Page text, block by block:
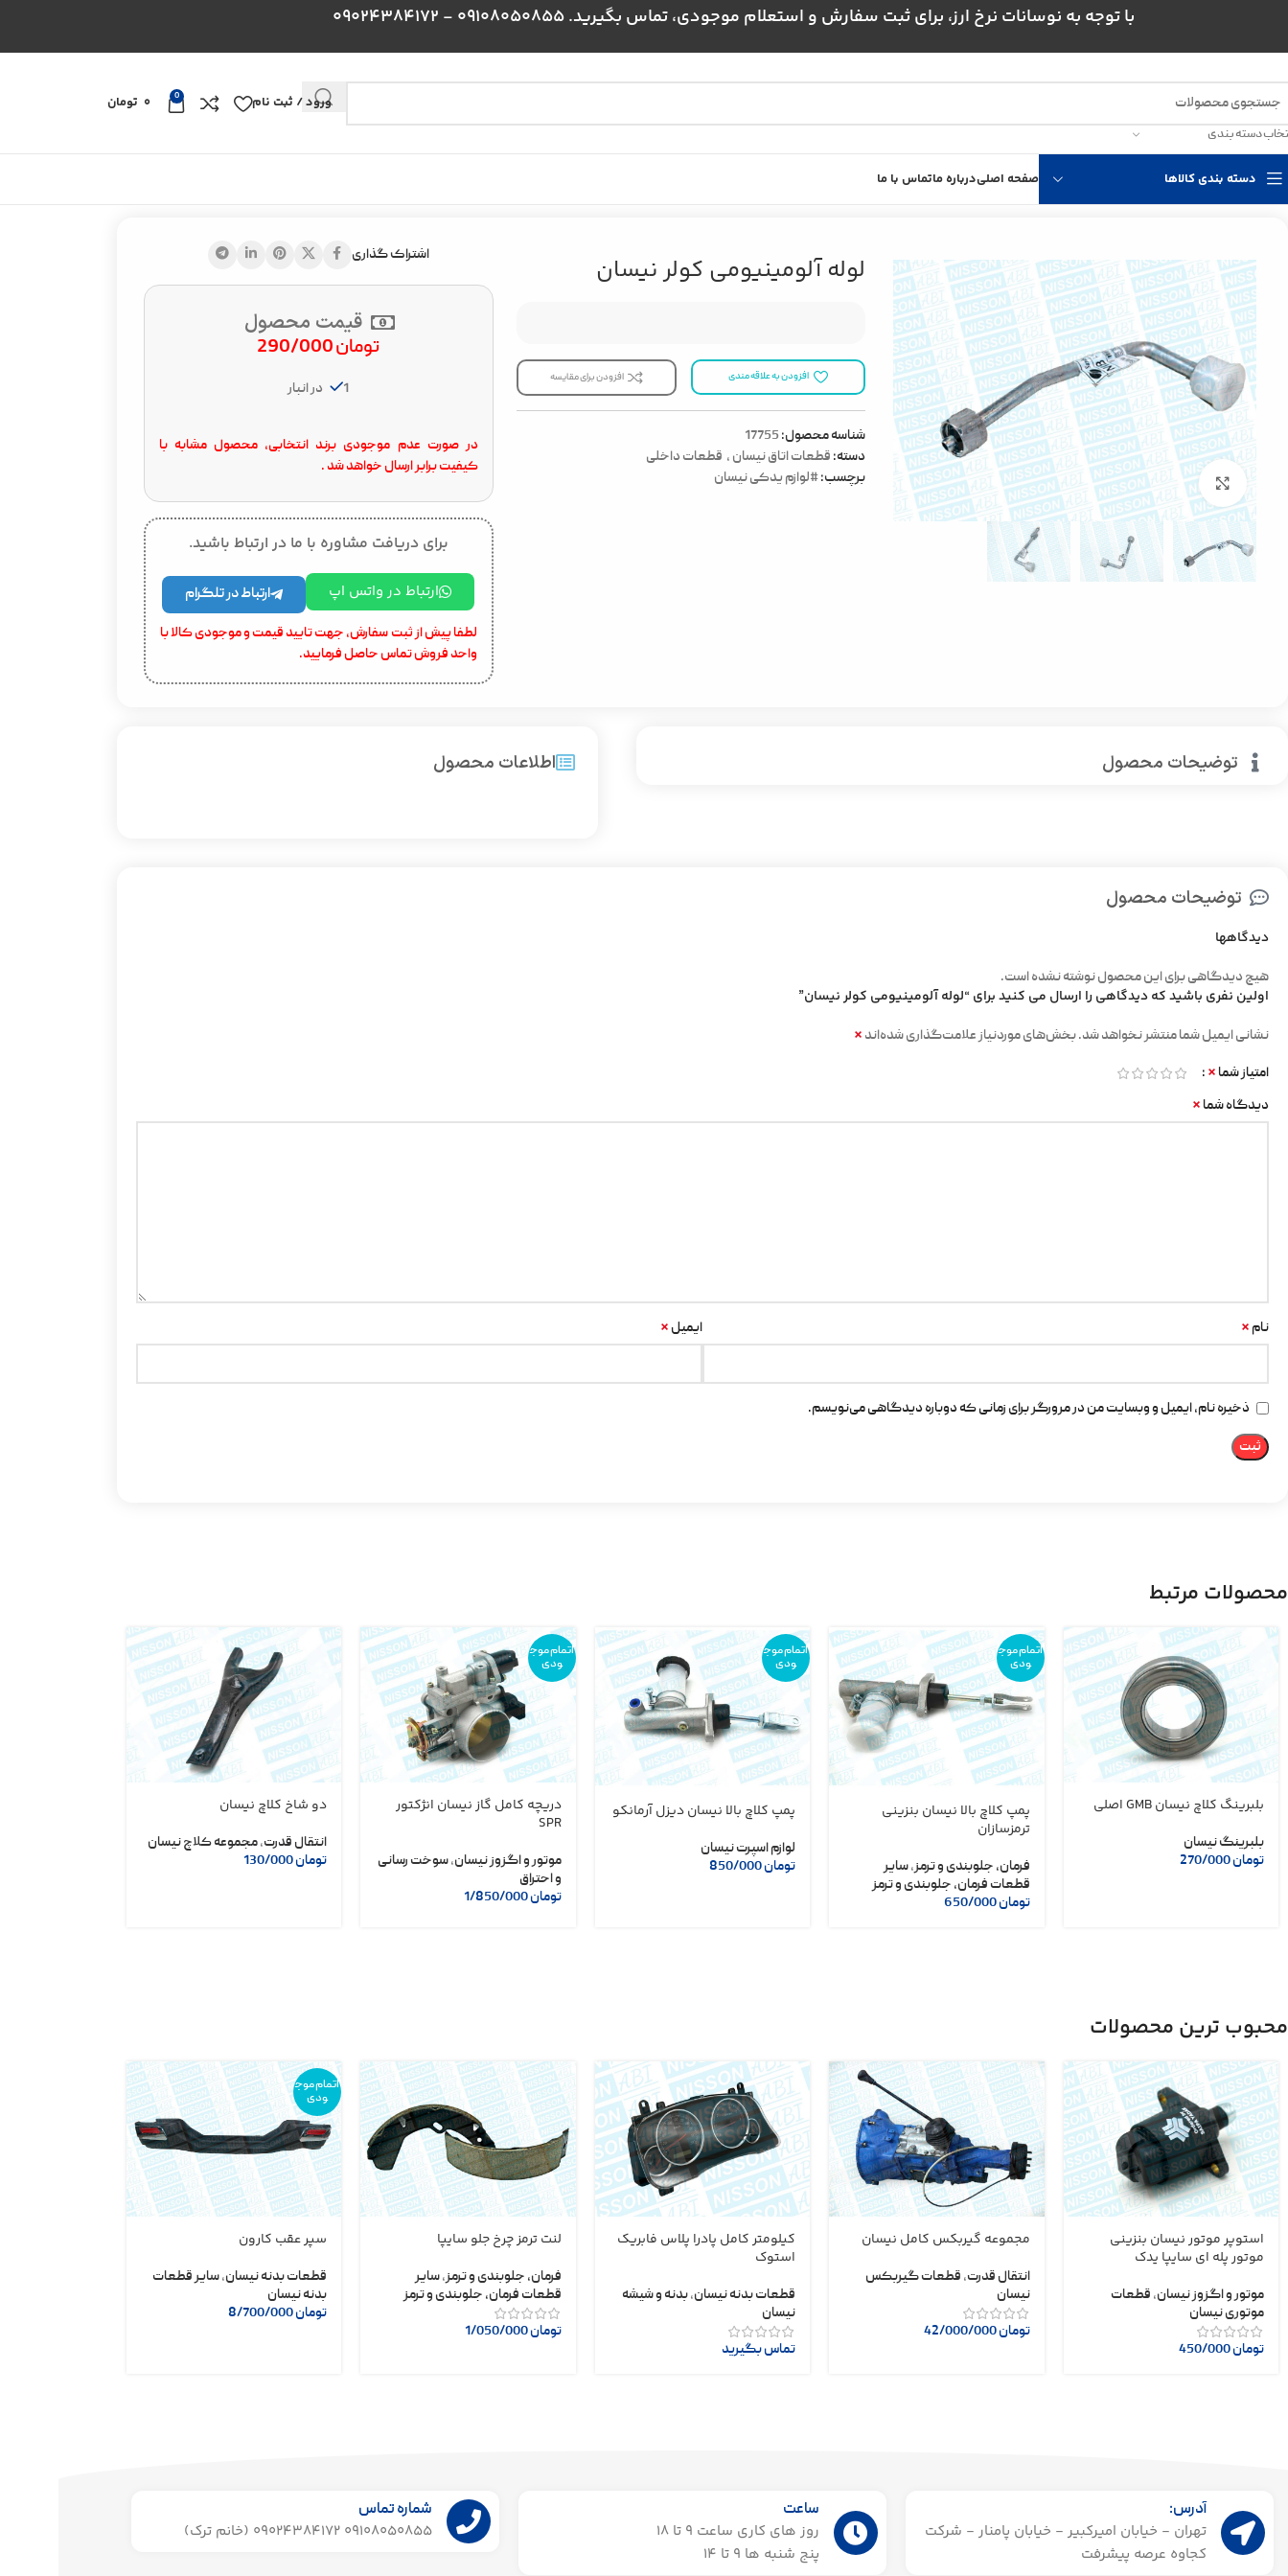
با توجه به نوسانات نرخ ارز، برای ثبت سفارش و استعلام موجودی، تماس بگیرید. 09108050855 - 09024384172
دسته بندی
ورود / ثبت نام 0 تومان
دسته بندی کالاها صفحه اصلیدرباره ماتماس با ما
بزرگنمایی تصویر
لوله آلومینیومی کولر نیسان
افزودن به علاقه مندی افزودن برای مقایسه
شناسه محصول:17755
دسته: قطعات اتاق نیسان , قطعات داخلی
برچسب:#لوازم یدکی نیسان
اشتراک گذاری
قیمت محصول
تومان
1 در انبار
در صورت عدم موجودی برند انتخابی، محصول مشابه با
کیفیت برابر ارسال خواهد شد .
برای دریافت مشاوره با ما در ارتباط باشید.
ارتباط در واتس اپ ارتباط در تلگرام
لطفا پیش از ثبت سفارش، جهت تایید قیمت و موجودی کالا با
واحد فروش تماس حاصل فرمایید.
توضیحات محصول اطلاعات محصول
توضیحات محصول
دیدگاهها
هیچ دیدگاهی برای این محصول نوشته نشده است.
اولین نفری باشید که دیدگاهی را ارسال می کنید برای “لوله آلومینیومی کولر نیسان”
نشانی ایمیل شما منتشر نخواهد شد.بخش‌های موردنیاز علامت‌گذاری شده‌اند *
امتیاز شما *
دیدگاه شما *
نام * ایمیل *
ذخیره نام، ایمیل و وبسایت من در مرورگر برای زمانی که دوباره دیدگاهی می‌نویسم.
محصولات مرتبط
بلبرینگ کلاچ نیسان GMB اصلی
بلبرینگ نیسان
تومان
اتمام موج
ودی
پمپ کلاچ بالا نیسان بنزینی
ترمزسازان
فرمان، جلوبندی و ترمز,سایر
قطعات فرمان، جلوبندی و ترمز
تومان650/000
اتمام موج
ودی
پمپ کلاچ بالا نیسان دیزل آرمانکو
لوازم اسپرت نیسان
تومان
اتمام موج
ودی
دریچه کامل گاز نیسان انژکتور
SPR
موتور و اگزوز نیسان,سوخت رسانی
و احتراق
تومان1/850/000
دو شاخ کلاچ نیسان
انتقال قدرت,مجموعه کلاچ نیسان
تومان
محبوب ترین محصولات
استوپر موتور نیسان بنزینی
موتور پله ای سایپا یدک
موتور و اگزوز نیسان, قطعات
موتوری نیسان
تومان
مجموعه گیربکس کامل نیسان
انتقال قدرت, قطعات گیربکس
نیسان
تومان42/000/000
کیلومتر کامل پادرا پلاس فابریک
استوک
قطعات بدنه نیسان,بدنه و شیشه
نیسان
تماس بگیرید
لنت ترمز چرخ جلو سایپا
فرمان، جلوبندی و ترمز,سایر
قطعات فرمان، جلوبندی و ترمز
تومان1/050/000
اتمام موج
ودی
سپر عقب کارون
قطعات بدنه نیسان,سایر قطعات
بدنه نیسان
تومان
آدرس:
تهران - خیابان امیرکبیر - خیابان پامنار - شرکت
کجاوه عرصه پیشرفت
ساعت
روز های کاری ساعت ۹ تا 18
پنج شنبه ها 9 تا 14​
شماره تماس
09108050855 09024384172 (خانم ترک)